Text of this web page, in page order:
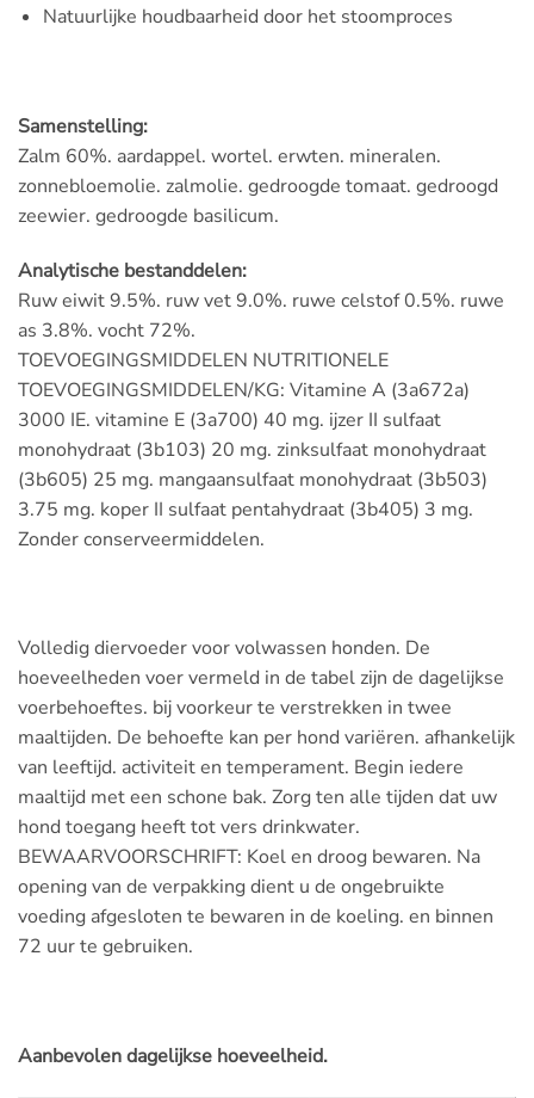
Natuurlijke houdbaarheid door het stoomproces
Samenstelling:
Zalm 60%. aardappel. wortel. erwten. mineralen.
zonnebloemolie. zalmolie. gedroogde tomaat. gedroogd
zeewier. gedroogde basilicum.
Analytische bestanddelen:
Ruw eiwit 9.5%. ruw vet 9.0%. ruwe celstof 0.5%. ruwe
as 3.8%. vocht 72%.
TOEVOEGINGSMIDDELEN NUTRITIONELE
TOEVOEGINGSMIDDELEN/KG: Vitamine A (3a672a)
3000 IE. vitamine E (3a700) 40 mg. ijzer II sulfaat
monohydraat (3b103) 20 mg. zinksulfaat monohydraat
(3b605) 25 mg. mangaansulfaat monohydraat (3b503)
3.75 mg. koper II sulfaat pentahydraat (3b405) 3 mg.
Zonder conserveermiddelen.
Volledig diervoeder voor volwassen honden. De
hoeveelheden voer vermeld in de tabel zijn de dagelijkse
voerbehoeftes. bij voorkeur te verstrekken in twee
maaltijden. De behoefte kan per hond variëren. afhankelijk
van leeftijd. activiteit en temperament. Begin iedere
maaltijd met een schone bak. Zorg ten alle tijden dat uw
hond toegang heeft tot vers drinkwater.
BEWAARVOORSCHRIFT: Koel en droog bewaren. Na
opening van de verpakking dient u de ongebruikte
voeding afgesloten te bewaren in de koeling. en binnen
72 uur te gebruiken.
Aanbevolen dagelijkse hoeveelheid.